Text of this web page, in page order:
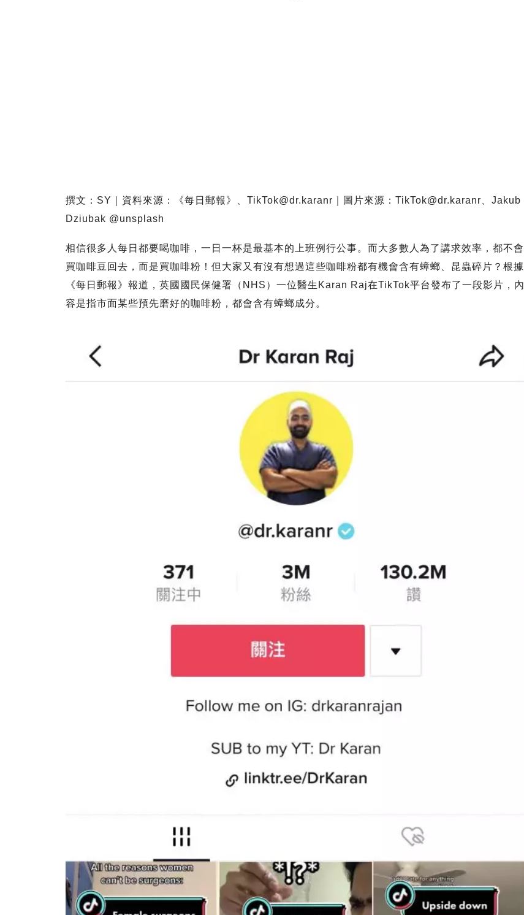
撰文：SY｜資料來源：《每日郵報》、 TikTok@dr.karanr ｜圖片來源： TikTok@dr.karanr、Jakub
Dziubak @unsplash
相信很多人每日都要喝咖啡，一日一杯是最基本的上班例行公事。而大多數人為了講求效率，都不會
買咖啡豆回去，而是買咖啡粉！但大家又有沒有想過這些咖啡粉都有機會含有蟑螂、昆蟲碎片？根據
《每日郵報》報道，英國國民保健署（NHS）一位醫生Karan Raj在TikTok平台發布了一段影片，內
容是指市面某些預先磨好的咖啡粉，都會含有蟑螂成分。